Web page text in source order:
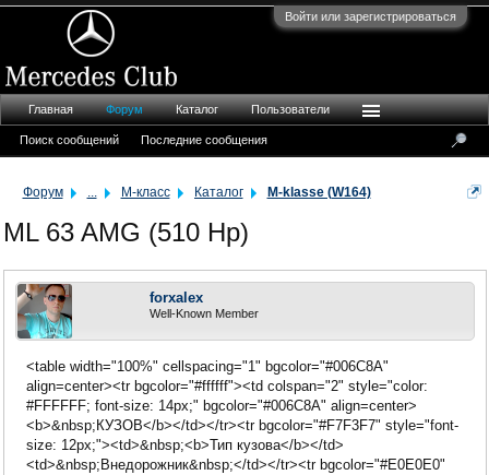
Войти или зарегистрироваться
Форум ... M-класс Каталог M-klasse (W164)
ML 63 AMG (510 Hp)
forxalex
Well-Known Member
<table width="100%" cellspacing="1" bgcolor="#006C8A"
align=center><tr bgcolor="#ffffff"><td colspan="2" style="color:
#FFFFFF; font-size: 14px;" bgcolor="#006C8A" align=center>
<b>&nbsp;КУЗОВ</b></td></tr><tr bgcolor="#F7F3F7" style="font-
size: 12px;"><td>&nbsp;<b>Тип кузова</b></td>
<td>&nbsp;Внедорожник&nbsp;</td></tr><tr bgcolor="#E0E0E0"
Главная Форум
Поиск сообщений Последние сообщения
Каталог Пользователи